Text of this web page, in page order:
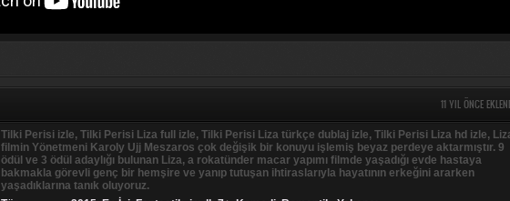
11 YIL ÖNCE
Tilki Perisi izle, Tilki Perisi Liza full izle, Tilki Perisi Liza türkçe dublaj izle, Tilki Perisi Liza hd izle,
filmin Yönetmeni Karoly Ujj Meszaros çok değişik bir konuyu işlemiş beyaz perdeye aktarmıştır. 9
ödül ve 3 ödül adaylığı bulunan Liza, a rokatünder macar yapımı filmde yaşadığı evde hastaya
bakmakla görevli genç bir hemşire ve yanıp tutuşan ihtiraslarıyla hayatının erkeğini ararken
yaşadıklarına tanık oluyoruz.